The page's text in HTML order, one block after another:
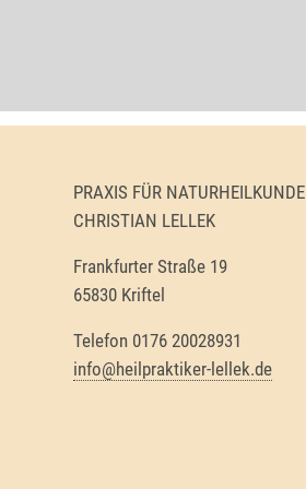
PRAXIS FÜR NATURHEILKUNDE
CHRISTIAN LELLEK
Frankfurter Straße 19
65830 Kriftel
Telefon 0176 20028931
info@heilpraktiker-lellek.de